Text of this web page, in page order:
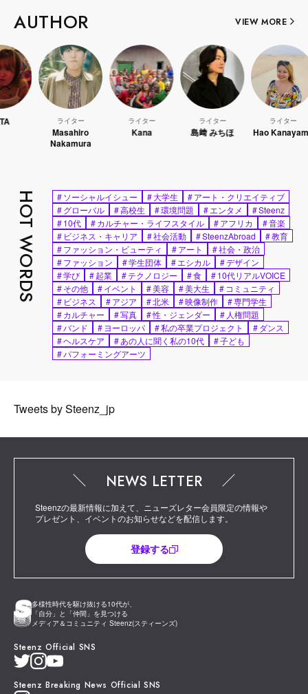
AUTHOR VIEW MORE
ライター
Masahiro
Nakamura
ライター ライター
島﨑 みちほ
ライター
Hao Kanayama
HOT WORDS #ソーシャルイシュー #大学生 #アート・クリエイティブ
#グローバル #高校生 #環境問題 #エンタメ #Steenz
#10代 #カルチャー・ライフスタイル #アフリカ #音楽
# ビジネス・キャリア #社会活動 #SteenzAbroad #教育
#ファッション・ビューティ #アート #社会・政治
#ファッション #学生団体 #エシカル #デザイン
#学び #起業 #テクノロジー #食 #10代リアルVOICE
#その他 #イベント #美容 #美大生 # コミュニティ
# ビジネス #アジア #北米 #映像制作 #専門学生
#カルチャー #写真 #性・ジェンダー # 人権問題
#バンド #ヨーロッパ #私の卒業プロジェクト #ダンス
#ヘルスケア #あの人に聞く私の10代 #子ども
#パフォーミングアーツ
Tweets by Steenz_jp
多様性時代を駆け抜ける10代が、
「自分」と「仲間」を見つける
メディア＆コミュニティ Steenz(スティーンズ)
Steenz Official SNS
Steenz Breaking News Official SNS
NEWS LETTER
Steenzの最新情報に加えて、ニューズレター会員限定の情報や
プレゼント、イベントのお知らせなどを配信します。
登録する